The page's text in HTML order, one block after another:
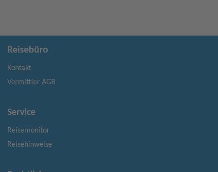
Reisebüro
Kontakt
Vermittler AGB
Service
Reisemonitor
Reisehinweise